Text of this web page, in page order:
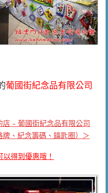
葡國街紀念品有限公司
– 葡國街紀念品有限公司
牌、紀念籌碼、鑰匙圈）＞
得到優惠哦！